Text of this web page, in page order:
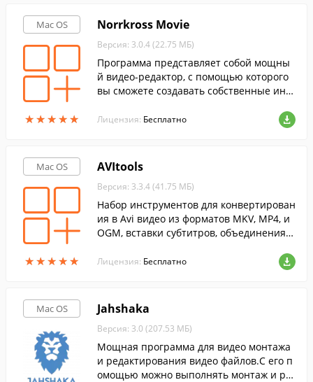
Mac OS
★★★★★
★★★★★
Norrkross Movie
Версия: 3.0.4 (22.75 МБ)
Программа представляет собой мощны
й видео-редактор, с помощью которого
вы сможете создавать собственные инт
Лицензия: Бесплатно
Mac OS
★★★★★
★★★★★
AVItools
Версия: 3.3.4 (41.75 МБ)
Набор инструментов для конвертирован
ия в Avi видео из форматов MKV, MP4, и
OGM, вставки субтитров, объединения и
Лицензия: Бесплатно
Mac OS Jahshaka
Версия: 3.0 (207.53 МБ)
Мощная программа для видео монтажа
и редактирования видео файлов.С его п
омощью можно выполнять монтаж и ре